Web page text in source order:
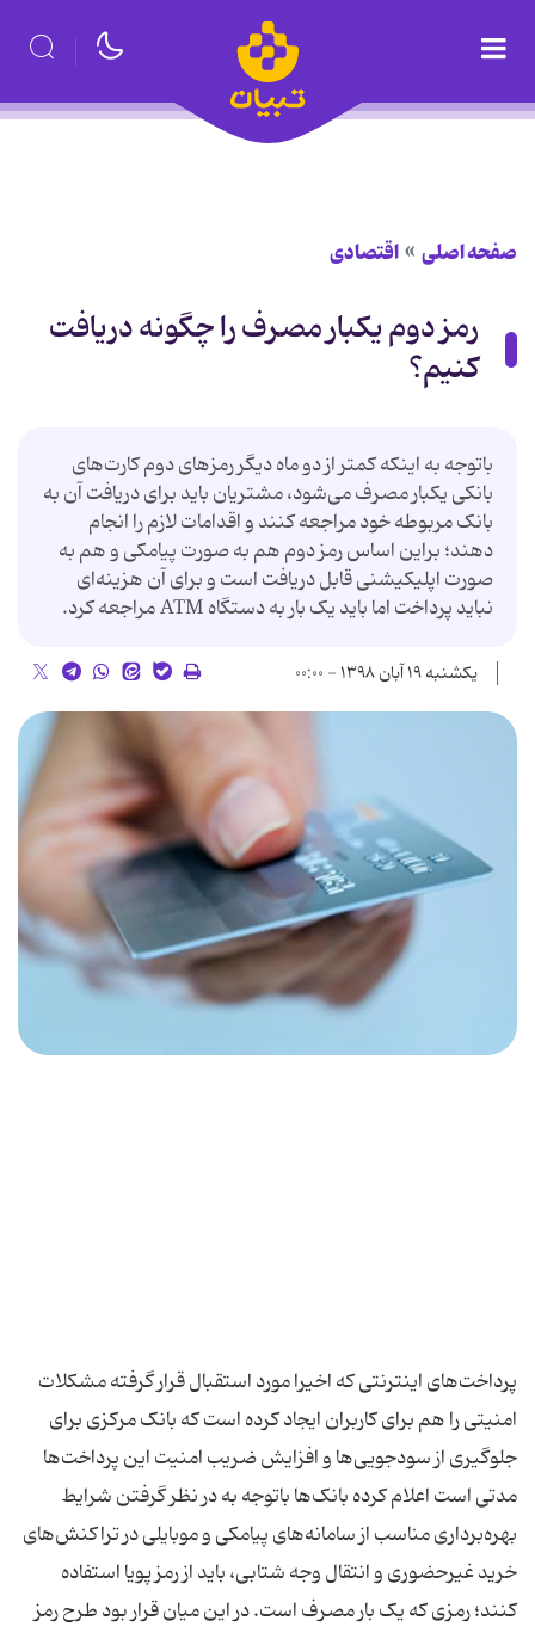
صفحه اصلی اقتصادی
رمز دوم یکبار مصرف را چگونه دریافت
کنیم؟
باتوجه به اینکه کمتر از دو ماه دیگر رمزهای دوم کارت‌های
بانکی یکبار مصرف می‌شود، مشتریان باید برای دریافت آن به
بانک مربوطه خود مراجعه کنند و اقدامات لازم را انجام
دهند؛ براین اساس رمز دوم هم به صورت پیامکی و هم به
صورت اپلیکیشنی قابل دریافت است و برای آن هزینه‌ای
نباید پرداخت اما باید یک بار به دستگاه ATM مراجعه کرد.
یکشنبه ۱۹ آبان ۱۳۹۸ - ۰۰:۰۰
پرداخت‌های اینترنتی که اخیرا مورد استقبال قرار گرفته مشکلات
امنیتی را هم برای کاربران ایجاد کرده است که بانک مرکزی برای
جلوگیری از سودجویی‌ها و افزایش ضریب امنیت‌ این پرداخت‌ها
مدتی است اعلام کرده بانک‌ها باتوجه به در نظر گرفتن شرایط
بهره‌برداری مناسب از سامانه‌های پیامکی و موبایلی در تراکنش‌های
خرید غیرحضوری و انتقال وجه شتابی، باید از رمز پویا استفاده
کنند؛ رمزی که یک بار مصرف است. در این میان قرار بود طرح رمز